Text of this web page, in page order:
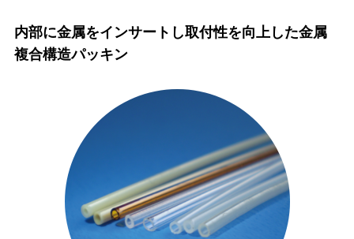
内部に金属をインサートし取付性を向上した金属
複合構造パッキン